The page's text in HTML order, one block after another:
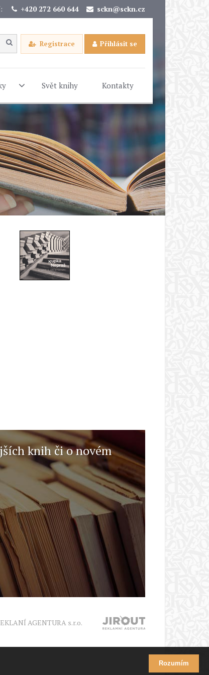
+420 272 660 644 sckn@sckn.cz
Registrace Přihlásit se
Svět knihy Kontakty
knih či o novém
AGENTURA s.r.o.
Rozumím